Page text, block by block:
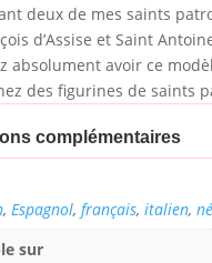
deux de mes saints
d’Assise et Saint
absolument avoir ce
des figurines de saints
complémentaires
, Espagnol, français, italien,
sur